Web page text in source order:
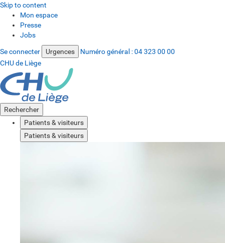
Skip to content
Mon espace
Presse
Jobs
Se connecter Urgences Numéro général :04 323 00 00
CHU de Liège
Rechercher
Patients & visiteurs
Patients & visiteurs